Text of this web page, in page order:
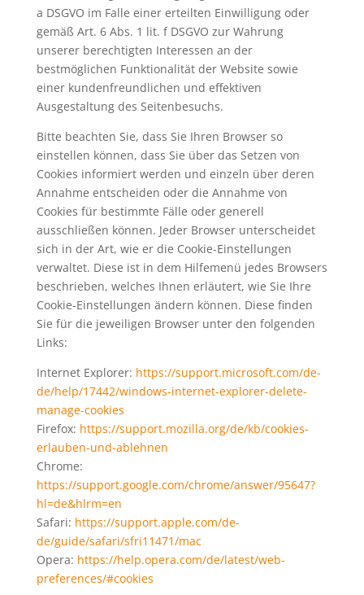
a DSGVO im Falle einer erteilten Einwilligung oder
gemäß Art. 6 Abs. 1 lit. f DSGVO zur Wahrung
unserer berechtigten Interessen an der
bestmöglichen Funktionalität der Website sowie
einer kundenfreundlichen und effektiven
Ausgestaltung des Seitenbesuchs.
Bitte beachten Sie, dass Sie Ihren Browser so
einstellen können, dass Sie über das Setzen von
Cookies informiert werden und einzeln über deren
Annahme entscheiden oder die Annahme von
Cookies für bestimmte Fälle oder generell
ausschließen können. Jeder Browser unterscheidet
sich in der Art, wie er die Cookie-Einstellungen
verwaltet. Diese ist in dem Hilfemenü jedes Browsers
beschrieben, welches Ihnen erläutert, wie Sie Ihre
Cookie-Einstellungen ändern können. Diese finden
Sie für die jeweiligen Browser unter den folgenden
Links:
Internet Explorer: https://support.microsoft.com/de-
de/help/17442/windows-internet-explorer-delete-
manage-cookies
Firefox: https://support.mozilla.org/de/kb/cookies-
erlauben-und-ablehnen
Chrome:
https://support.google.com/chrome/answer/95647?
hl=de&hlrm=en
Safari: https://support.apple.com/de-
de/guide/safari/sfri11471/mac
Opera: https://help.opera.com/de/latest/web-
preferences/#cookies